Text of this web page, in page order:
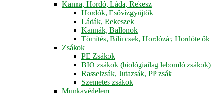
Kanna, Hordó, Láda, Rekesz
Hordók, Esővízgyűjtők
Ládák, Rekeszek
Kannák, Ballonok
Tömítés, Bilincsek, Hordózár, Hordótetők
Zsákok
PE Zsákok
BIO zsákok (biológiailag lebomló zsákok)
Rasselzsák, Jutazsák, PP zsák
Szemetes zsákok
Munkavédelem